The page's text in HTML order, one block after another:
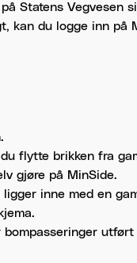
Statens Vegvesen
kan du logge inn på
flytte brikken fra
gjøre på MinSide.
inne med en